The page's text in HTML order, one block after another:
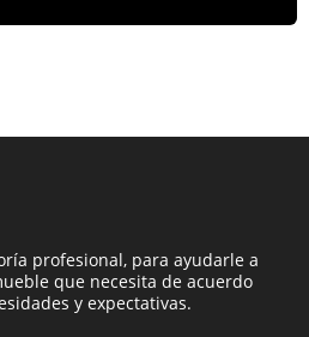
profesional, para ayudarle a
que necesita de acuerdo
y expectativas.